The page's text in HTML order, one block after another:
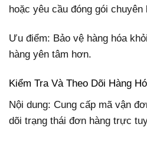
hoặc yêu cầu đóng gói chuyên
Ưu điểm: Bảo vệ hàng hóa
hàng yên tâm hơn.
Kiểm Tra Và Theo Dõi Hàng
Nội dung: Cung cấp mã vận
dõi trạng thái đơn hàng trực